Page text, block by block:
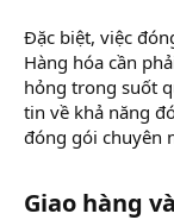
Đặc biệt, việc
Hàng hóa cần
hỏng trong suốt
tin về khả năng
đóng gói chuyên
Giao hàng